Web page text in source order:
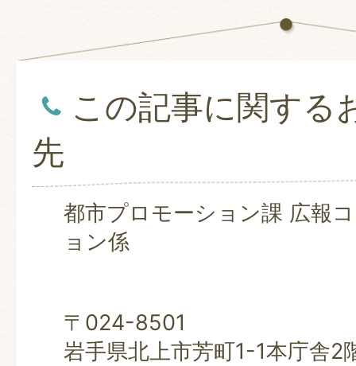
この記事に関する
先
都市プロモーション課 広報
ョン係
〒024-8501
岩手県北上市芳町1-1本庁舎2